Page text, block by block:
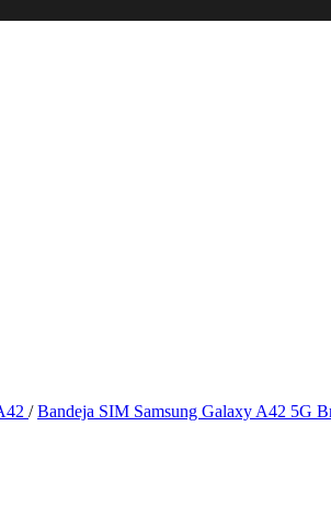
/ Bandeja SIM Samsung Galaxy A42 5G